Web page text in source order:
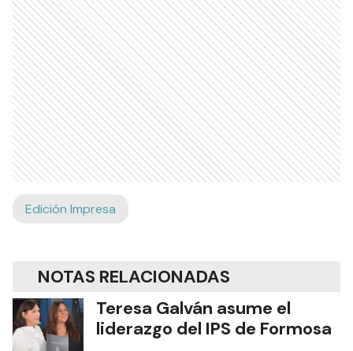
Edición Impresa
NOTAS RELACIONADAS
Teresa Galván asume el
liderazgo del IPS de Formosa